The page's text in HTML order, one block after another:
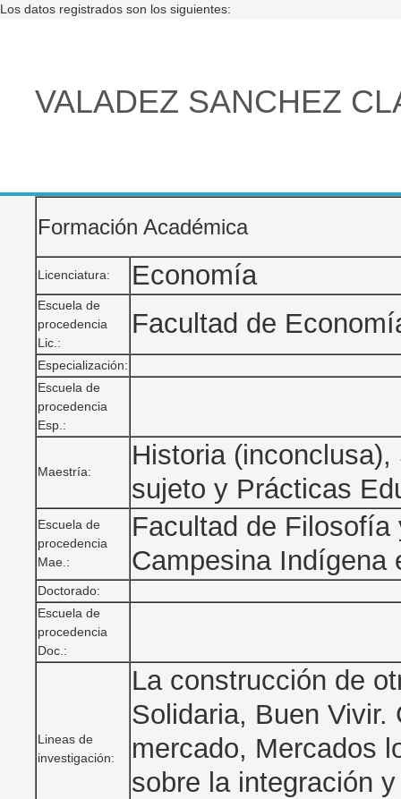
Los datos registrados son los siguientes:
VALADEZ SANCHEZ
Formación Académica
Licenciatura: Economía
Escuela de
procedencia
Lic.:
Facultad de
Especialización:
Escuela de
procedencia
Esp.:
Maestría:
Historia
sujeto y Prácticas
Escuela de
procedencia
Mae.:
Facultad de
Campesina Indígena
Doctorado:
Escuela de
procedencia
Doc.:
Lineas de
investigación:
La construcción de
Solidaria, Buen
mercado, Mercados
sobre la integración